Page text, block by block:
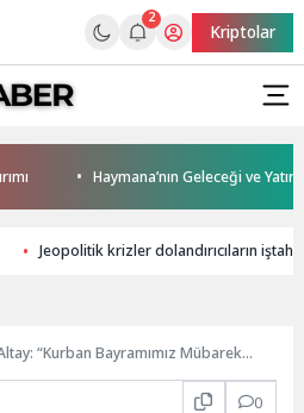
2
Kriptolar
Haymana’nın Geleceği ve Yatırım
Jeopolitik krizler dolandırıcıların
“Kurban Bayramımız Mübarek
0